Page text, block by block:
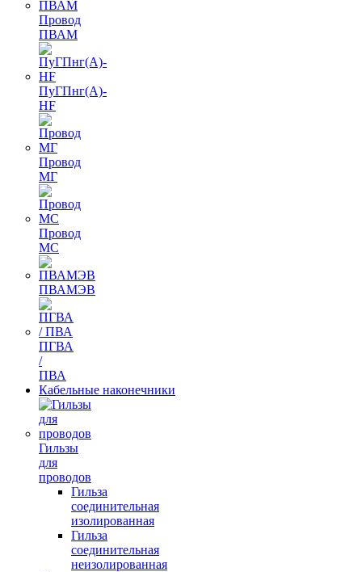
Провод
ПВАМ
ПуГПнг(A)-
HF
Провод
МГ
Провод
МС
ПВАМЭВ
ПГВА
/
ПВА
Кабельные наконечники
Гильзы
для
проводов
Гильза
соединительная
изолированная
Гильза
соединительная
неизолированная